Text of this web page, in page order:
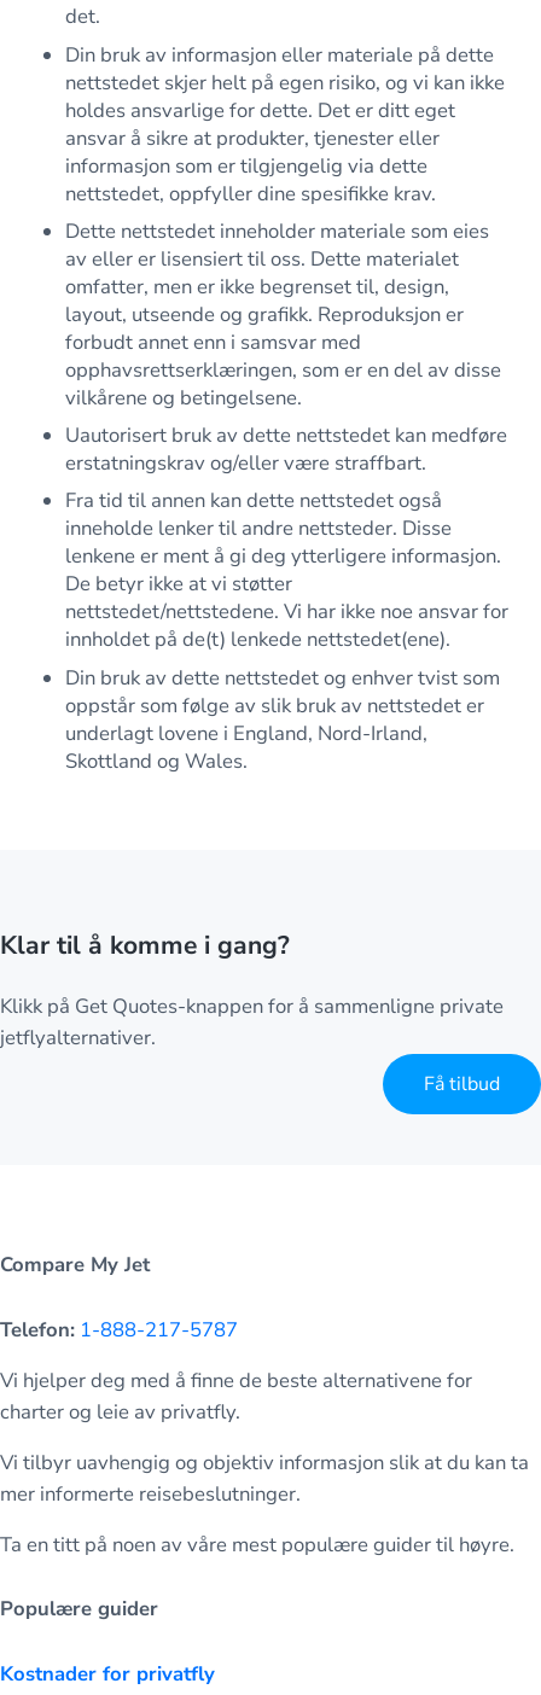
det.
Din bruk av informasjon eller materiale på dette
nettstedet skjer helt på egen risiko, og vi kan ikke
holdes ansvarlige for dette. Det er ditt eget
ansvar å sikre at produkter, tjenester eller
informasjon som er tilgjengelig via dette
nettstedet, oppfyller dine spesifikke krav.
Dette nettstedet inneholder materiale som eies
av eller er lisensiert til oss. Dette materialet
omfatter, men er ikke begrenset til, design,
layout, utseende og grafikk. Reproduksjon er
forbudt annet enn i samsvar med
opphavsrettserklæringen, som er en del av disse
vilkårene og betingelsene.
Uautorisert bruk av dette nettstedet kan medføre
erstatningskrav og/eller være straffbart.
Fra tid til annen kan dette nettstedet også
inneholde lenker til andre nettsteder. Disse
lenkene er ment å gi deg ytterligere informasjon.
De betyr ikke at vi støtter
nettstedet/nettstedene. Vi har ikke noe ansvar for
innholdet på de(t) lenkede nettstedet(ene).
Din bruk av dette nettstedet og enhver tvist som
oppstår som følge av slik bruk av nettstedet er
underlagt lovene i England, Nord-Irland,
Skottland og Wales.
Klar til å komme i gang?
Klikk på Get Quotes-knappen for å sammenligne private
jetflyalternativer.
Få tilbud
Compare My Jet
Telefon: 1-888-217-5787
Vi hjelper deg med å finne de beste alternativene for
charter og leie av privatfly.
Vi tilbyr uavhengig og objektiv informasjon slik at du kan ta
mer informerte reisebeslutninger.
Ta en titt på noen av våre mest populære guider til høyre.
Populære guider
Kostnader for privatfly